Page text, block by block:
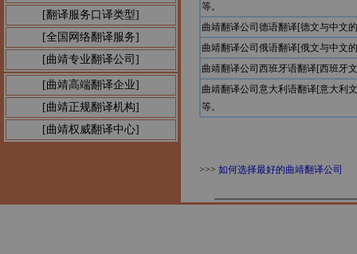
[翻译服务口译类型]
[全国网络翻译服务]
[曲靖专业翻译公司]
[曲靖高端翻译企业]
[曲靖正规翻译机构]
[曲靖权威翻译中心]
等。
曲靖翻译公司德语翻译[德文与中文
曲靖翻译公司俄语翻译[俄文与中文
曲靖翻译公司西班牙语翻译[西班牙
曲靖翻译公司意大利语翻译[意大利
等。
>>> 如何选择最好的曲靖翻译公司